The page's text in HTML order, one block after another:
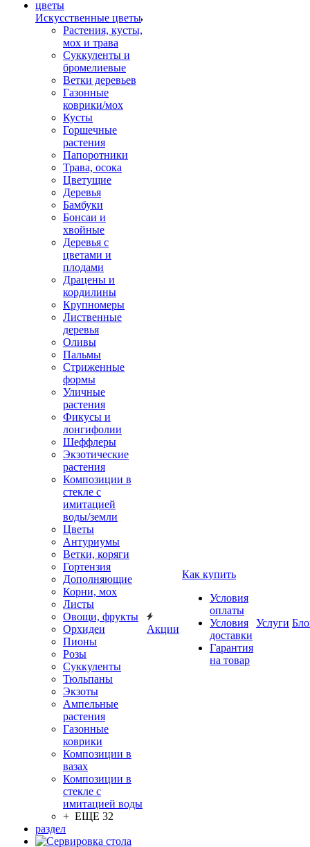
Искусственные цветы
Растения, кусты,
мох и трава
Суккуленты и
бромелиевые
Ветки деревьев
Газонные
коврики/мох
Кусты
Горшечные
растения
Папоротники
Трава, осока
Цветущие
Деревья
Бамбуки
Бонсаи и
хвойные
Деревья с
цветами и
плодами
Драцены и
кордилины
Крупномеры
Лиственные
деревья
Оливы
Пальмы
Стриженные
формы
Уличные
растения
Фикусы и
лонгифолии
Шеффлеры
Экзотические
растения
Композиции в
стекле с
имитацией
воды/земли
Цветы
Антуриумы
Ветки, коряги
Гортензия
Дополняющие
Корни, мох
Листы
Овощи, фрукты
Орхидеи
Пионы
Розы
Суккуленты
Тюльпаны
Экзоты
Ампельные
растения
Газонные
коврики
Композиции в
вазах
Композиции в
стекле с
имитацией воды
+ ЕЩЕ 32
раздел
Акции
Как купить
Условия
оплаты
Условия
доставки
Гарантия
на товар
Услуги